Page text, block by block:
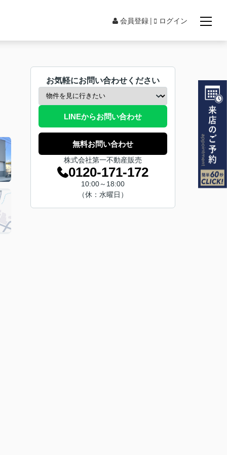
会員登録 ログイン
お気軽にお問い合わせください
LINEからお問い合わせ
無料お問い合わせ
株式会社第一不動産販売
0120-171-172
10:00～18:00
（休：水曜日）